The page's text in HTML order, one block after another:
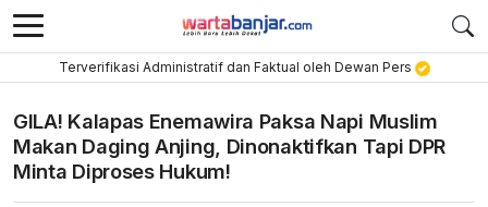
Terverifikasi Administratif dan Faktual oleh Dewan Pers
GILA! Kalapas Enemawira Paksa Napi Muslim
Makan Daging Anjing, Dinonaktifkan Tapi DPR
Minta Diproses Hukum!